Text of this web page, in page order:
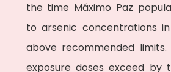
the time Máximo Paz
to arsenic concentrations
above recommended
exposure doses exceed by